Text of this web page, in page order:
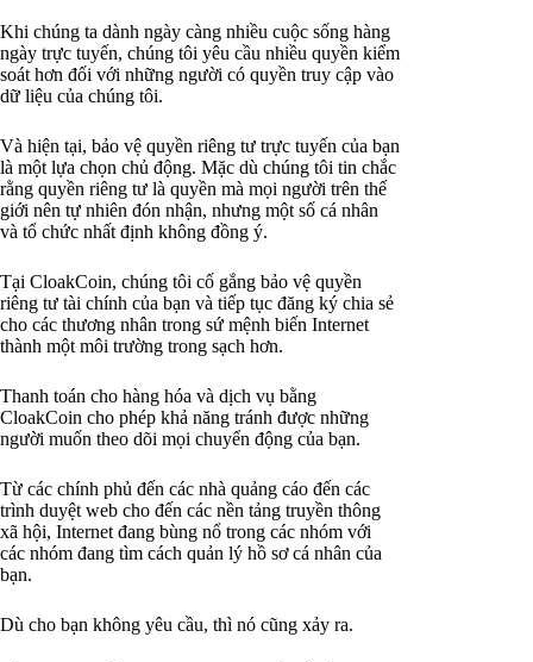
Khi chúng ta dành ngày càng nhiều cuộc sống hàng
ngày trực tuyến, chúng tôi yêu cầu nhiều quyền kiểm
soát hơn đối với những người có quyền truy cập vào
dữ liệu của chúng tôi.
Và hiện tại, bảo vệ quyền riêng tư trực tuyến của bạn
là một lựa chọn chủ động. Mặc dù chúng tôi tin chắc
rằng quyền riêng tư là quyền mà mọi người trên thế
giới nên tự nhiên đón nhận, nhưng một số cá nhân
và tổ chức nhất định không đồng ý.
Tại CloakCoin, chúng tôi cố gắng bảo vệ quyền
riêng tư tài chính của bạn và tiếp tục đăng ký chia sẻ
cho các thương nhân trong sứ mệnh biến Internet
thành một môi trường trong sạch hơn.
Thanh toán cho hàng hóa và dịch vụ bằng
CloakCoin cho phép khả năng tránh được những
người muốn theo dõi mọi chuyển động của bạn.
Từ các chính phủ đến các nhà quảng cáo đến các
trình duyệt web cho đến các nền tảng truyền thông
xã hội, Internet đang bùng nổ trong các nhóm với
các nhóm đang tìm cách quản lý hồ sơ cá nhân của
bạn.
Dù cho bạn không yêu cầu, thì nó cũng xảy ra.